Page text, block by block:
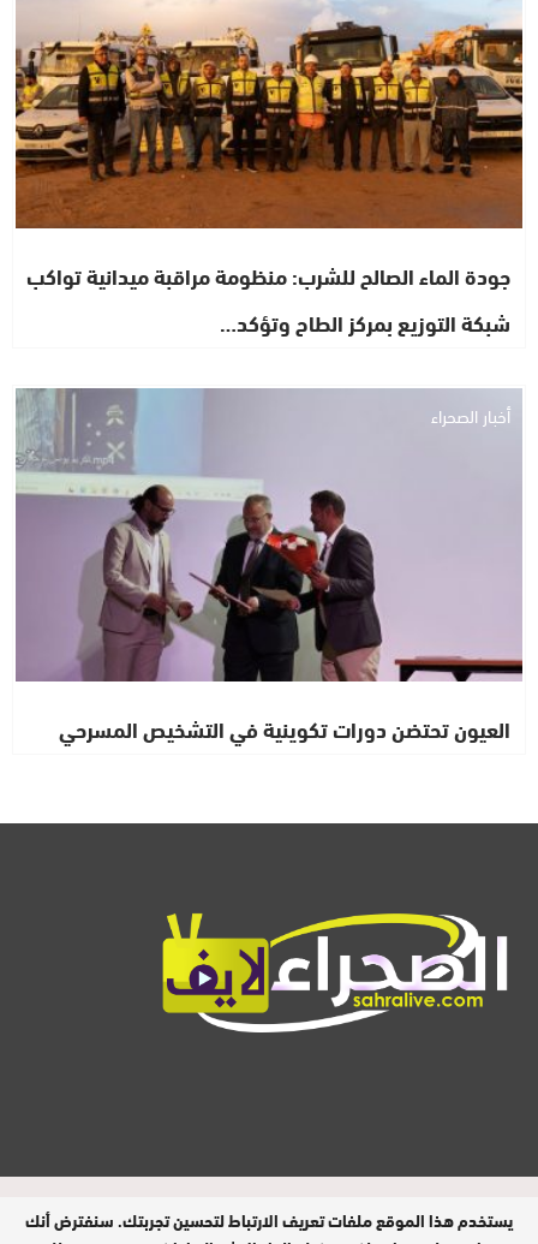
جودة الماء الصالح للشرب: منظومة مراقبة ميدانية تواكب
شبكة التوزيع بمركز الطاح وتؤكد…
أخبار الصحراء
العيون تحتضن دورات تكوينية في التشخيص المسرحي
المدير المسؤول : ابيبك المحفوظ / جميع
يستخدم هذا الموقع ملفات تعريف الارتباط لتحسين تجربتك. سنفترض أنك